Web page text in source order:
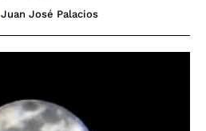
Juan José Palacios